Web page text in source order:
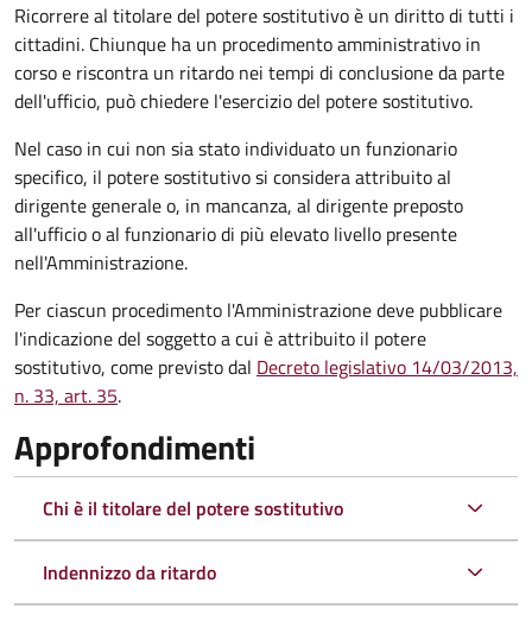
Ricorrere al titolare del potere sostitutivo è un diritto di tutti i
cittadini. Chiunque ha un procedimento amministrativo in
corso e riscontra un ritardo nei tempi di conclusione da parte
dell'ufficio, può chiedere l'esercizio del potere sostitutivo.
Nel caso in cui non sia stato individuato un funzionario
specifico, il potere sostitutivo si considera attribuito al
dirigente generale o, in mancanza, al dirigente preposto
all'ufficio o al funzionario di più elevato livello presente
nell'Amministrazione.
Per ciascun procedimento l'Amministrazione deve pubblicare
l'indicazione del soggetto a cui è attribuito il potere
sostitutivo, come previsto dal Decreto legislativo 14/03/2013,
n. 33, art. 35.
Approfondimenti
Chi è il titolare del potere sostitutivo
Indennizzo da ritardo